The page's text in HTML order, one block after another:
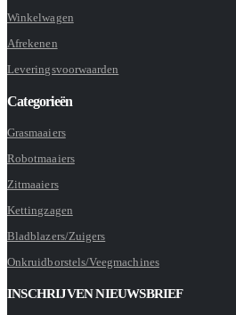
Winkelwagen
Afrekenen
Leveringsvoorwaarden
Categorieën
Grasmaaiers
Robotmaaiers
Zitmaaiers
Kettingzagen
Bladblazers/Zuigers
Onkruidborstels/Veegmachines
INSCHRIJVEN NIEUWSBRIEF